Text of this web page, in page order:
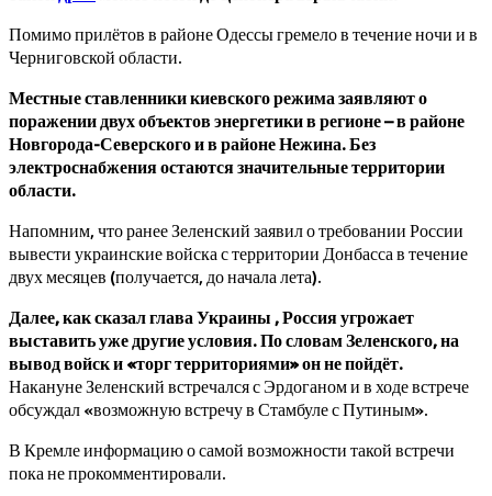
Помимо прилётов в районе Одессы гремело в течение ночи и в
Черниговской области.
Местные ставленники киевского режима заявляют о
поражении двух объектов энергетики в регионе – в районе
Новгорода-Северского и в районе Нежина. Без
электроснабжения остаются значительные территории
области.
Напомним, что ранее Зеленский заявил о требовании России
вывести украинские войска с территории Донбасса в течение
двух месяцев (получается, до начала лета).
Далее, как сказал глава Украины , Россия угрожает
выставить уже другие условия. По словам Зеленского, на
вывод войск и «торг территориями» он не пойдёт.
Накануне Зеленский встречался с Эрдоганом и в ходе встрече
обсуждал «возможную встречу в Стамбуле с Путиным».
В Кремле информацию о самой возможности такой встречи
пока не прокомментировали.